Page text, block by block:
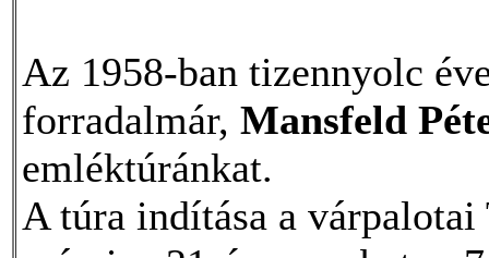
Az 1958-ban tizennyolc
forradalmár, Mansfeld
emléktúránkat.
A túra indítása a